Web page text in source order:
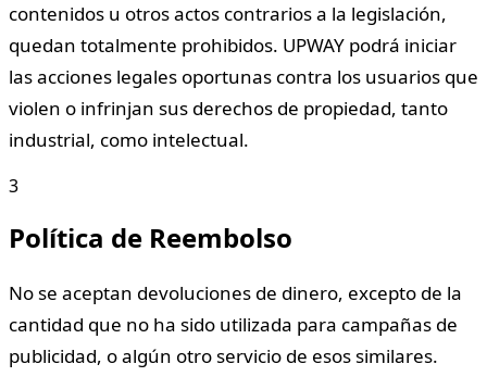
contenidos u otros actos contrarios a la legislación,
quedan totalmente prohibidos. UPWAY podrá iniciar
las acciones legales oportunas contra los usuarios que
violen o infrinjan sus derechos de propiedad, tanto
industrial, como intelectual.
3
Política de Reembolso
No se aceptan devoluciones de dinero, excepto de la
cantidad que no ha sido utilizada para campañas de
publicidad, o algún otro servicio de esos similares.